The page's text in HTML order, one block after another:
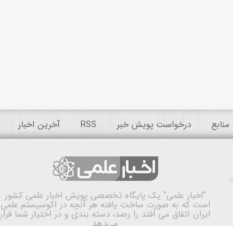
منابع درخواست پویش خبر RSS آخرین اخبار
"اخبار علمی" یک پایگاه تخصصی پویش اخبار علمی کشور
است که به صورت ساخت یافته هر آنچه در اکوسیستم علمی
ایران اتفاق می افتد را رصد، دسته بندی و در اختیار شما قرار